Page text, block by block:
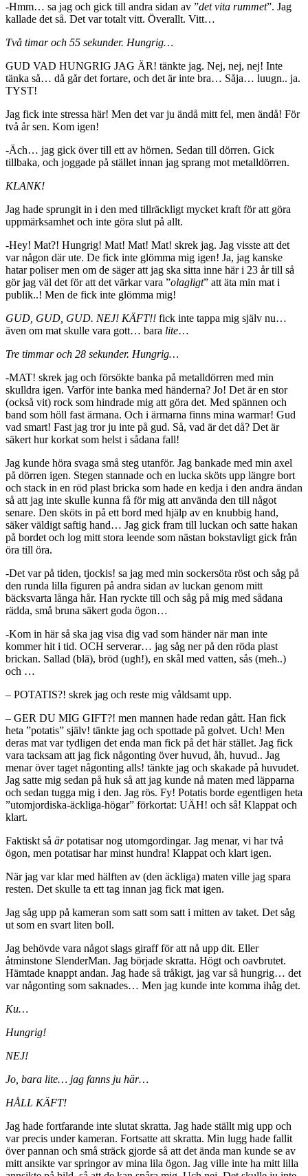
-Hmm… sa jag och gick till andra sidan av ”det vita rummet”. Jag
kallade det så. Det var totalt vitt. Överallt. Vitt…
Två timar och 55 sekunder. Hungrig…
GUD VAD HUNGRIG JAG ÄR! tänkte jag. Nej, nej, nej! Inte
tänka så… då går det fortare, och det är inte bra… Såja… luugn.. ja.
TYST!
Jag fick inte stressa här! Men det var ju ändå mitt fel, men ändå! För
två år sen. Kom igen!
-Äch… jag gick över till ett av hörnen. Sedan till dörren. Gick
tillbaka, och joggade på stället innan jag sprang mot metalldörren.
KLANK!
Jag hade sprungit in i den med tillräckligt mycket kraft för att göra
uppmärksamhet och inte göra slut på allt.
-Hey! Mat?! Hungrig! Mat! Mat! Mat! skrek jag. Jag visste att det
var någon där ute. De fick inte glömma mig igen! Ja, jag kanske
hatar poliser men om de säger att jag ska sitta inne här i 23 år till så
gör jag väl det för att det värkar vara ”olagligt” att äta min mat i
publik..! Men de fick inte glömma mig!
GUD, GUD, GUD. NEJ! KÄFT!! fick inte tappa mig själv nu…
även om mat skulle vara gott… bara lite…
Tre timmar och 28 sekunder. Hungrig…
-MAT! skrek jag och försökte banka på metalldörren med min
skulldra igen. Varför inte banka med händerna? Jo! Det är en stor
(också vit) rock som hindrade mig att göra det. Med spännen och
band som höll fast ärmana. Och i ärmarna finns mina warmar! Gud
vad smart! Fast jag tror ju inte på gud. Så, vad är det då? Det är
säkert hur korkat som helst i sådana fall!
Jag kunde höra svaga små steg utanför. Jag bankade med min axel
på dörren igen. Stegen stannade och en lucka sköts upp längre bort
och stack in en röd plast bricka som hade en kedja i den andra ändan
så att jag inte skulle kunna få för mig att använda den till något
senare. Den sköts in på ett bord med hjälp av en knubbig hand,
säker väldigt saftig hand… Jag gick fram till luckan och satte hakan
på bordet och log mitt stora leende som nästan bokstavligt gick från
öra till öra.
-Det var på tiden, tjockis! sa jag med min sockersöta röst och såg på
den runda lilla figuren på andra sidan av luckan genom mitt
bäcksvarta långa hår. Han ryckte till och såg på mig med sådana
rädda, små bruna säkert goda ögon…
-Kom in här så ska jag visa dig vad som händer när man inte
kommer hit i tid. OCH serverar… jag såg ner på den röda plast
brickan. Sallad (blä), bröd (ugh!), en skål med vatten, sås (meh..)
och …
– POTATIS?! skrek jag och reste mig våldsamt upp.
– GER DU MIG GIFT?! men mannen hade redan gått. Han fick
heta ”potatis” själv! tänkte jag och spottade på golvet. Uch! Men
deras mat var tydligen det enda man fick på det här stället. Jag fick
vara tacksam att jag fick någonting över huvud, åh, huvud.. Jag
menar över taget någonting alls! tänkte jag och skakade på huvudet.
Jag satte mig sedan på huk så att jag kunde nå maten med läpparna
och sedan tugga mig i den. Jag rös. Fy! Potatis borde egentligen heta
”utomjordiska-äckliga-högar” förkortat: UÄH! och så! Klappat och
klart.
Faktiskt så ärpotatisar nog utomgordingar. Jag menar, vi har två
ögon, men potatisar har minst hundra! Klappat och klart igen.
När jag var klar med hälften av (den äckliga) maten ville jag spara
resten. Det skulle ta ett tag innan jag fick mat igen.
Jag såg upp på kameran som satt som satt i mitten av taket. Det såg
ut som en svart liten boll.
Jag behövde vara något slags giraff för att nå upp dit. Eller
åtminstone SlenderMan. Jag började skratta. Högt och oavbrutet.
Hämtade knappt andan. Jag hade så tråkigt, jag var så hungrig… det
var någonting som saknades… Men jag kunde inte komma ihåg det.
Ku…
Hungrig!
NEJ!
Jo, bara lite… jag fanns ju här…
HÅLL KÄFT!
Jag hade fortfarande inte slutat skratta. Jag hade ställt mig upp och
var precis under kameran. Fortsatte att skratta. Min lugg hade fallit
över pannan och små sträck gjorde så att det ända man kunde se av
mitt ansikte var springor av mina lila ögon. Jag ville inte ha mitt lilla